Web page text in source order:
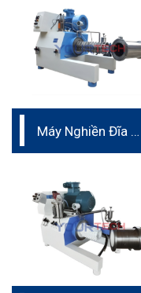
Máy Nghiền Đĩa –